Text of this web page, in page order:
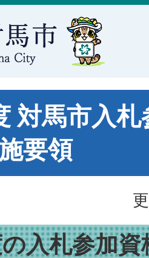
対馬市入
要領
入札参加